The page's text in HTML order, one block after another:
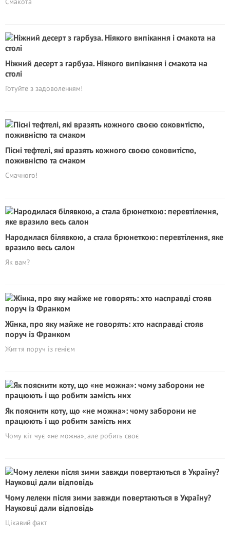
Ніжний десерт з гарбуза. Ніякого випікання і смакота на
столі
Готуйте з задоволенням!
Пісні тефтелі, які вразять кожного своєю соковитістю,
поживністю та смаком
Смачного!
Народилася білявкою, а стала брюнеткою: перевтілення, яке
вразило весь салон
Як вам?
Жінка, про яку майже не говорять: хто насправді стояв
поруч із Франком
Життя поруч із генієм
Як пояснити коту, що «не можна»: чому заборони не
працюють і що робити замість них
Чому кіт чує «не можна», але робить своє
Чому лелеки після зими завжди повертаються в Україну?
Науковці дали відповідь
Цікавий факт